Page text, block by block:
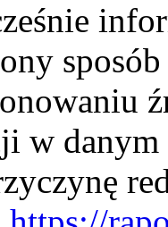
w danym